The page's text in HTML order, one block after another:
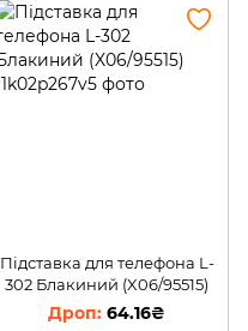
Підставка для телефона L-
302 Блакиний (X06/95515)
64.16₴